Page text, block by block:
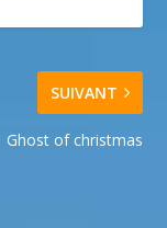
SUIVANT
Ghost of christmas